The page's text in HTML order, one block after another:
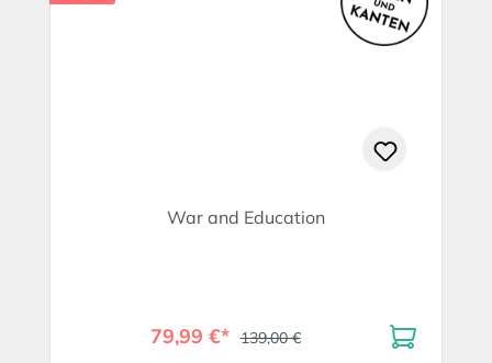
War and Education
79,99 €* 139,00 €